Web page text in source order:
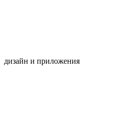
дизайн и приложения